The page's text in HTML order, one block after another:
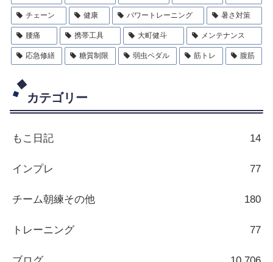
チェーン 健康 パワートレーニング 暑さ対策
腰痛 携帯工具 大町健斗 メンテナンス
応急修繕 糖質制限 弱虫ペダル 筋トレ 腹筋
カテゴリー
もこ日記 14
インプレ 77
チーム朝練その他 180
トレーニング 77